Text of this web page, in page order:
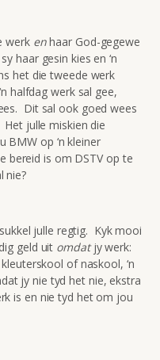
werk enhaar God-gegewe
haar gesin kies en ‘n
het die tweede werk
halfdag werk sal gee,
Dit sal ook goed wees
julle miskien die
op ‘n kleiner
bereid is om DSTV op te
nie?
julle regtig. Kyk mooi
geld uit omdatjy werk:
of naskool, ‘n
jy nie tyd het nie, ekstra
is en nie tyd het om jou